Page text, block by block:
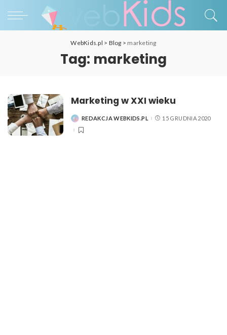
WebKids.pl > Blog > marketing
Tag: marketing
Marketing w XXI wieku
POSTED
REDAKCJA WEBKIDS.PL 15 GRUDNIA 2020